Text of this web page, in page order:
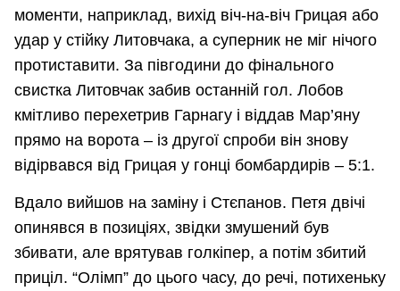
моменти, наприклад, вихід віч-на-віч Грицая або
удар у стійку Литовчака, а суперник не міг нічого
протиставити. За півгодини до фінального
свистка Литовчак забив останній гол. Лобов
кмітливо перехетрив Гарнагу і віддав Мар’яну
прямо на ворота – із другої спроби він знову
відірвався від Грицая у гонці бомбардирів – 5:1.
Вдало вийшов на заміну і Стєпанов. Петя двічі
опинявся в позиціях, звідки змушений був
збивати, але врятував голкіпер, а потім збитий
приціл. “Олімп” до цього часу, до речі, потихеньку